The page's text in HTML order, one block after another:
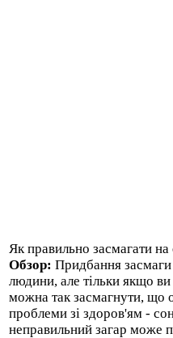
Як правильно засмагати на
Обзор: Придбання
людини, але тільки якщо
можна так засмагнути, що
проблеми зі здоров'ям -
неправильний загар може